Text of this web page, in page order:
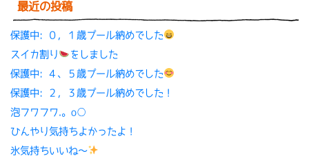
最近の投稿
保護中: ０，１歳プール納めでした
スイカ割り
をしました
保護中: ４、５歳プール納めでした
保護中: ２，３歳プール納めでした！
泡フワフワ.。o○
ひんやり気持ちよかったよ！
氷気持ちいいね〜